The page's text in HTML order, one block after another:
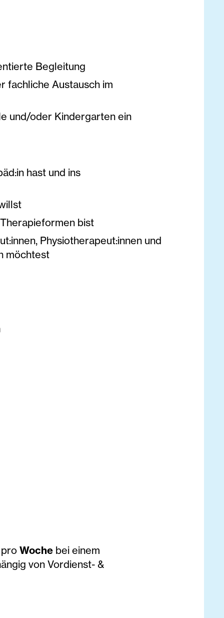
Begleitung
fachliche Austausch im
und/oder Kindergarten ein
hast und ins
bist
Physiotherapeut:innen und
möchtest
pro Woche bei einem
von Vordienst- &